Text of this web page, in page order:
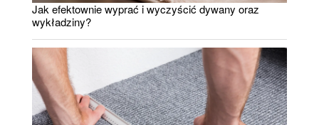
Jak efektownie wyprać i wyczyścić dywany oraz
wykładziny?